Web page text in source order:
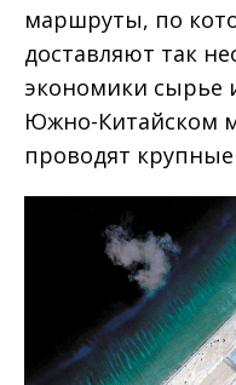
маршруты, по
доставляют так
экономики сырье
Южно-Китайском
проводят